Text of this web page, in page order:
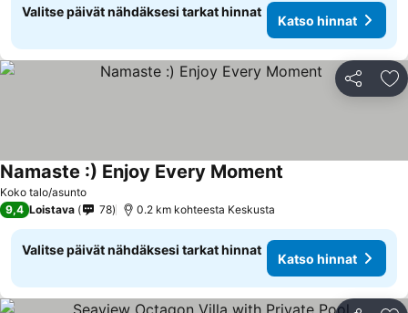
Valitse päivät nähdäksesi tarkat hinnat
Katso hinnat
Jaa
Koko talo/asunto
Namaste :) Enjoy Every Moment
9,4 Loistava 78 0.2 km kohteesta Keskusta
Valitse päivät nähdäksesi tarkat hinnat
Katso hinnat